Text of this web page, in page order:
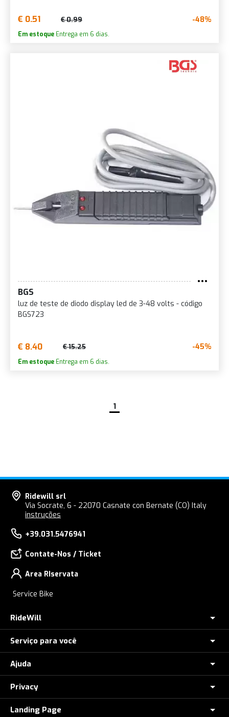
€ 0.51 € 0.99 -48%
Em estoque Entrega em 6 dias.
BGS
luz de teste de diodo display led de 3-48 volts - código
BGS723
€ 8.40 € 15.25 -45%
Em estoque Entrega em 6 dias.
1
Ridewill srl
Via Socrate, 6 - 22070 Casnate con Bernate (CO) Italy
instruções
+39.031.5476941
Contate-Nos / Ticket
Area RIservata
Service Bike
RideWill
LOJA E-BIKE COMO
Onde estamos
Sobre nós
Nossas Marcas
Serviço para você
Assistência Rodoviária
Pague em prestações com HeyLight (Apenas Itália)
Ajuda
Como pedir
Métodos de Pagamento
Privacy
Privacy Policies
Landing Page